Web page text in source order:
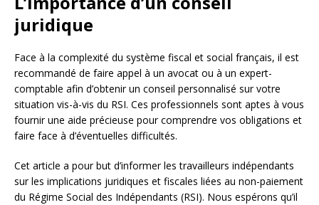
juridique
Face à la complexité du système fiscal et social français, il est
recommandé de faire appel à un avocat ou à un expert-
comptable afin d’obtenir un conseil personnalisé sur votre
situation vis-à-vis du RSI. Ces professionnels sont aptes à vous
fournir une aide précieuse pour comprendre vos obligations et
faire face à d’éventuelles difficultés.
Cet article a pour but d’informer les travailleurs indépendants
sur les implications juridiques et fiscales liées au non-paiement
du Régime Social des Indépendants (RSI). Nous espérons qu’il